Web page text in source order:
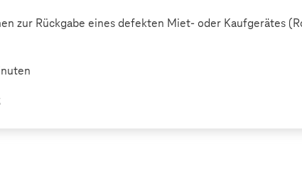
zur Rückgabe eines defekten Miet- oder Kaufgerätes